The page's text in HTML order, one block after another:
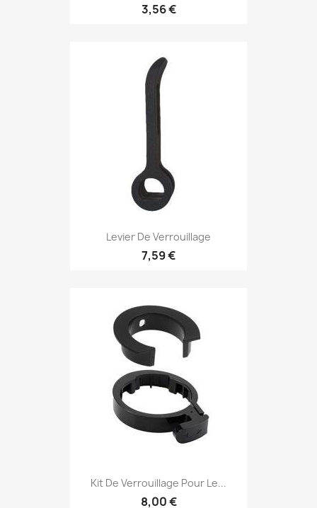
3,56 €
Levier De Verrouillage
7,59 €
Kit De Verrouillage Pour Le...
8,00 €